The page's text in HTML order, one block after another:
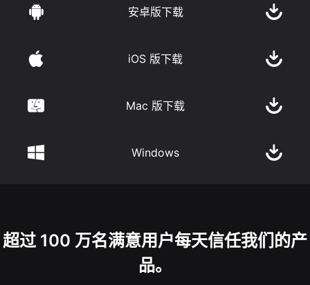
安卓版下载
iOS 版下载
Mac 版下载
Windows
超过 100 万名满意用户每天信任我们的产
品。